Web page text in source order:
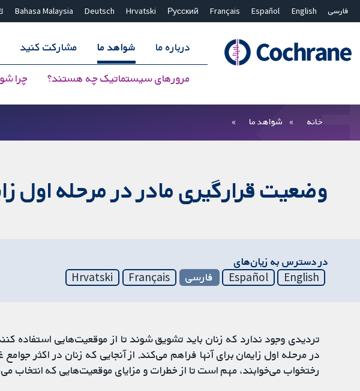
فارسی English
Español
Français
Русский
Hrvatski
Deutsch
Bahasa Malaysia
درباره ما شواهد ما
مرورهای سیستماتیک چه هستند؟ چرا
مشارکت کنید
بستن جستجو ✖
خانه شواهد ما
وضعیت قرارگیری مادر در مرحله اول
در دسترس به زیان‌های
English
Español فارسی Français
Hrvatski
تردیدی وجود ندارد که زنان باید تشویق شوند تا از موقعیت‌هایی استفاده
در مرحله اول زایمان برای آنها فراهم می‌کند. از آنجایی که زنان در اکثر
رختخواب می‌خوابند، مهم است تا از خطرات و مزایای موقعیت‌هایی که انتخاب